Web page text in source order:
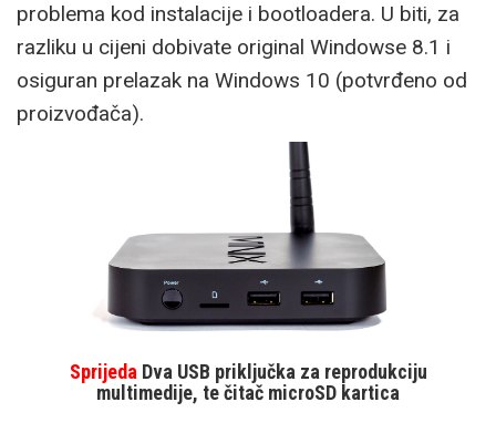
problema kod instalacije i bootloadera. U biti, za
razliku u cijeni dobivate original Windowse 8.1 i
osiguran prelazak na Windows 10 (potvrđeno od
proizvođača).
Sprijeda Dva USB priključka za reprodukciju
multimedije, te čitač microSD kartica